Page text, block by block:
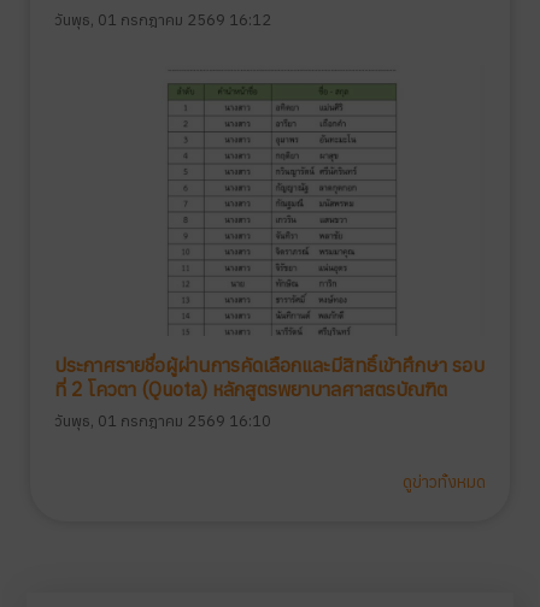
วันพุธ, 01 กรกฎาคม 2569 16:12
ประกาศรายชื่อผู้ผ่านการคัดเลือกและมีสิทธิ์เข้าศึกษา รอบ
ที่ 2 โควตา (Quota) หลักสูตรพยาบาลศาสตรบัณฑิต
วันพุธ, 01 กรกฎาคม 2569 16:10
ดูข่าวทั้งหมด